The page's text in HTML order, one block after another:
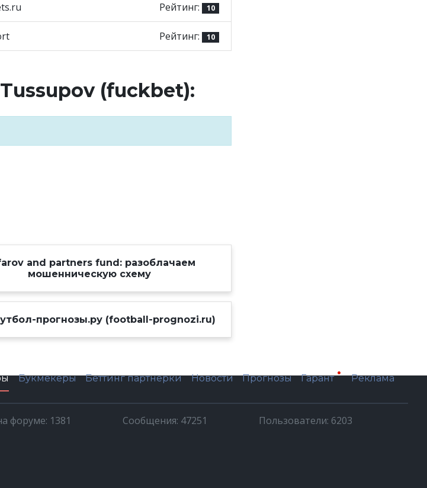
Рейтинг: 10
Рейтинг: 10
(fuckbet):
and partners fund: разоблачаем
мошенническую схему
прогнозы.ру (football-prognozi.ru)
Букмекеры Беттинг партнерки Новости Прогнозы Гарант Реклама
форуме: 1381 Сообщения: 47251 Пользователи: 6203